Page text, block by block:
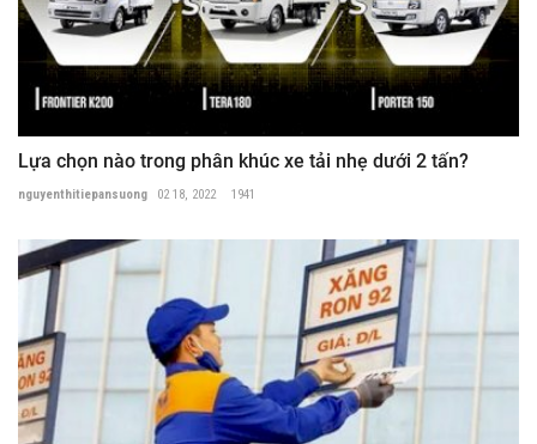
Lựa chọn nào trong phân khúc xe tải nhẹ dưới 2 tấn?
nguyenthitiepansuong 02 18, 2022 1941